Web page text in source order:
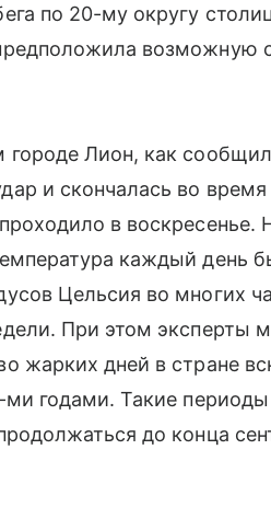
по 20-му округу
возможную
Лион, как
и скончалась во время
в
каждый день
Цельсия во многих
При этом эксперты
жарких дней в стране
ми годами. Такие
до конца